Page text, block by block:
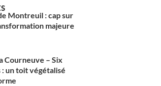
Montreuil : cap sur
majeure
Courneuve – Six
: un toit végétalisé